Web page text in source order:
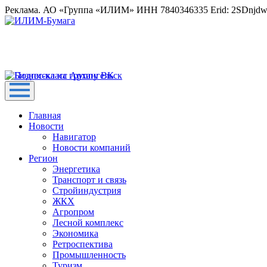
Реклама. АО «Группа «ИЛИМ» ИНН 7840346335 Erid:
Главная
Новости
Навигатор
Новости компаний
Регион
Энергетика
Транспорт и связь
Стройиндустрия
ЖКХ
Агропром
Лесной комплекс
Экономика
Ретроспектива
Промышленность